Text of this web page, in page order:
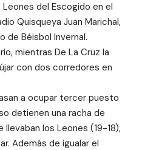
del Escogido en el
Quisqueya Juan Marichal,
de Béisbol Invernal.
mientras De La Cruz la
con dos corredores en
a ocupar tercer puesto
detienen una racha de
los Leones (19-18),
Además de igualar el